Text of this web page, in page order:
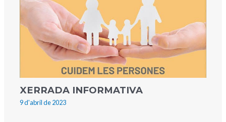
XERRADA INFORMATIVA
9 d'abril de 2023